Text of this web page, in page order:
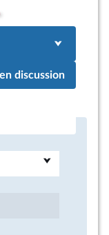
discussion